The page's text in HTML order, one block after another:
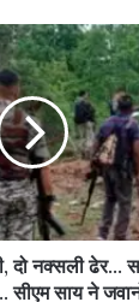
ऑफ़ इंडिया
सुश्री अंकिता
ने स्वागत
दो नक्सली ढेर…
सीएम साय ने